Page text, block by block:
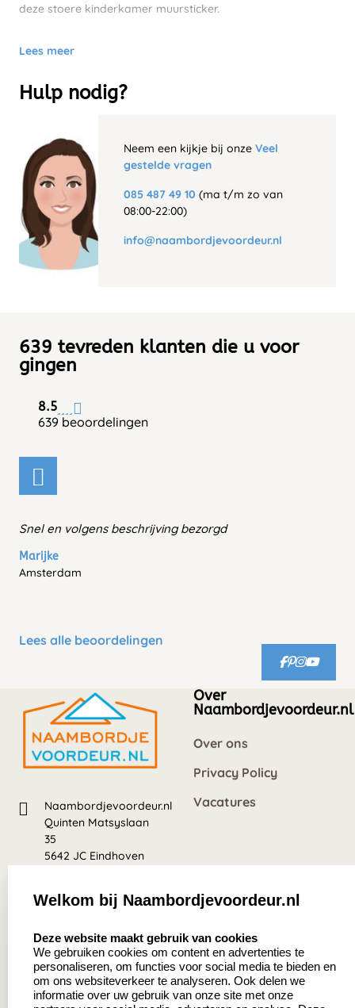
deze stoere kinderkamer muursticker.
Lees meer
Hulp nodig?
Neem een kijkje bij onze Veel
gestelde vragen
085 487 49 10 (ma t/m zo van
08:00-22:00)
info@naambordjevoordeur.nl
639 tevreden klanten die u voor
gingen
8.5
639 beoordelingen
Snel en volgens beschrijving bezorgd
Marijke
Amsterdam
Lees alle beoordelingen
Naambordjevoordeur.nl
Quinten Matsyslaan
35
5642 JC Eindhoven
639 beoordelingen
Over
Naambordjevoordeur.nl
Over ons
Privacy Policy
Vacatures
Zakelijk: Klantenservice:
Welkom bij Naambordjevoordeur.nl
Deze website maakt gebruik van cookies
We gebruiken cookies om content en advertenties te
personaliseren, om functies voor social media te bieden en
om ons websiteverkeer te analyseren. Ook delen we
informatie over uw gebruik van onze site met onze